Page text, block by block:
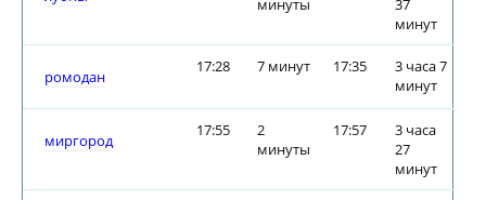
минуты
37
минут
ромодан
17:28 7 минут 17:35
3 часа 7
минут
миргород
17:55
2
минуты
17:57
3 часа
27
минут